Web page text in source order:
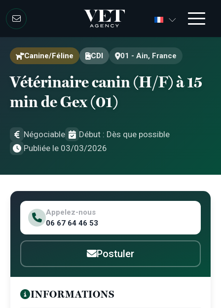
Canine/Féline CDI 01 - Ain, France
Vétérinaire canin (H/F) à 15
min de Gex (01)
Négociable
Début : Dès que possible
Publiée le 03/03/2026
Appelez-nous
06 67 64 46 53
Postuler
INFORMATIONS